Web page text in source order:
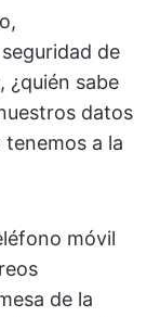
de
¿quién sabe
datos
a la
móvil
de la